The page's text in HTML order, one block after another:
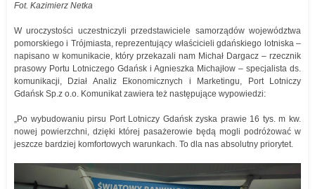
Fot. Kazimierz Netka
W uroczystości uczestniczyli przedstawiciele samorządów województwa
pomorskiego i Trójmiasta, reprezentujący właścicieli gdańskiego lotniska –
napisano w komunikacie, który przekazali nam Michał Dargacz – rzecznik
prasowy Portu Lotniczego Gdańsk i Agnieszka Michajłow – specjalista ds.
komunikacji, Dział Analiz Ekonomicznych i Marketingu, Port Lotniczy
Gdańsk Sp.z o.o. Komunikat zawiera też następujące wypowiedzi:
„Po wybudowaniu pirsu Port Lotniczy Gdańsk zyska prawie 16 tys. m kw.
nowej powierzchni, dzięki której pasażerowie będą mogli podróżować w
jeszcze bardziej komfortowych warunkach. To dla nas absolutny priorytet.